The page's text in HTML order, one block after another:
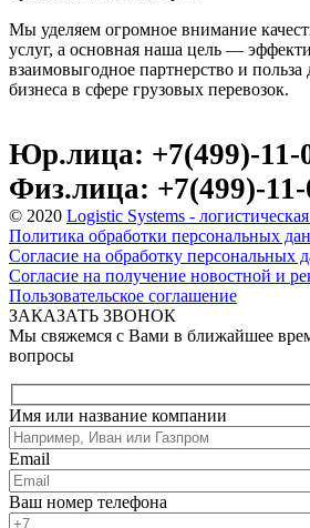
Мы уделяем огромное внимание
услуг, а основная наша цель —
взаимовыгодное партнерство и польза
бизнеса в сфере грузовых перевозок.
Юр.лица: +7(499)-11-
Физ.лица: +7(499)-11-
© 2020 Logistic Systems -
Политика обработки персональных
Согласие на обработку персональных
Согласие на получение новостной и
Пользовательское соглашение
ЗАКАЗАТЬ ЗВОНОК
Мы свяжемся с Вами в ближайшее
вопросы
Имя или название компании
Email
Ваш номер телефона